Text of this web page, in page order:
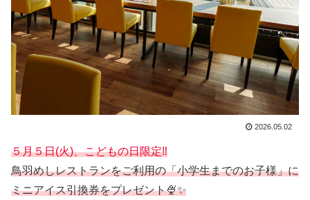
2026.05.02
５月５日(火)、こどもの日限定‼️
鳥羽めしレストランをご利用の「小学生までのお子様」に
ミニアイス引換券をプレゼント🍨✨